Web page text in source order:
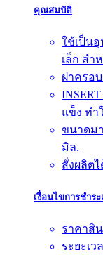
คุณสมบัติ
ใช้เป็น
เล็ก สำ
ฝาครอบ
แข็ง ทำ
ขนาดม
มิล.
สั่งผลิต
เงื่อนไขการชำร
ราคาสิ
ระยะเ